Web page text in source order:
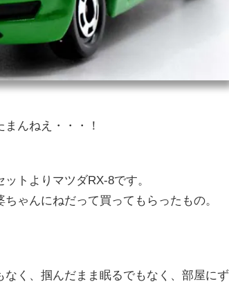
んねえ・・・！
トよりマツダRX-8です。
ゃんにねだって買ってもらったもの。
く、掴んだまま眠るでもなく、部屋にず